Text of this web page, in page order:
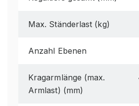
Max. Ständerlast (kg)
Anzahl Ebenen
Kragarmlänge (max.
Armlast) (mm)